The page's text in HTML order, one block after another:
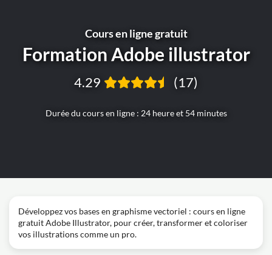
Cours en ligne gratuit
Formation Adobe illustrator
Durée du cours en ligne : 24 heure et 54 minutes
4.29 (17)
Développez vos bases en graphisme vectoriel : cours en ligne
gratuit Adobe Illustrator, pour créer, transformer et coloriser
vos illustrations comme un pro.